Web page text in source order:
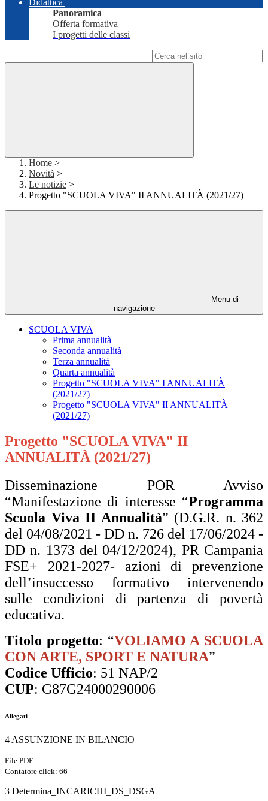
Didattica
Panoramica
Offerta formativa
I progetti delle classi
Home >
Novità >
Le notizie >
Progetto "SCUOLA VIVA" II ANNUALITÀ (2021/27)
Menu di
navigazione
SCUOLA VIVA
Prima annualità
Seconda annualità
Terza annualità
Quarta annualità
Progetto "SCUOLA VIVA" I ANNUALITÀ
(2021/27)
Progetto "SCUOLA VIVA" II ANNUALITÀ
(2021/27)
Progetto "SCUOLA VIVA" II
ANNUALITÀ (2021/27)
Disseminazione POR Avviso
“Manifestazione di interesse “Programma
Scuola Viva II Annualità” (D.G.R. n. 362
del 04/08/2021 - DD n. 726 del 17/06/2024 -
DD n. 1373 del 04/12/2024), PR Campania
FSE+ 2021-2027- azioni di prevenzione
dell’insuccesso formativo intervenendo
sulle condizioni di partenza di povertà
educativa.
Titolo progetto: “VOLIAMO A SCUOLA
CON ARTE, SPORT E NATURA”
Codice Ufficio: 51 NAP/2
CUP: G87G24000290006
Allegati
4 ASSUNZIONE IN BILANCIO
File PDF
Contatore click: 66
3 Determina_INCARICHI_DS_DSGA